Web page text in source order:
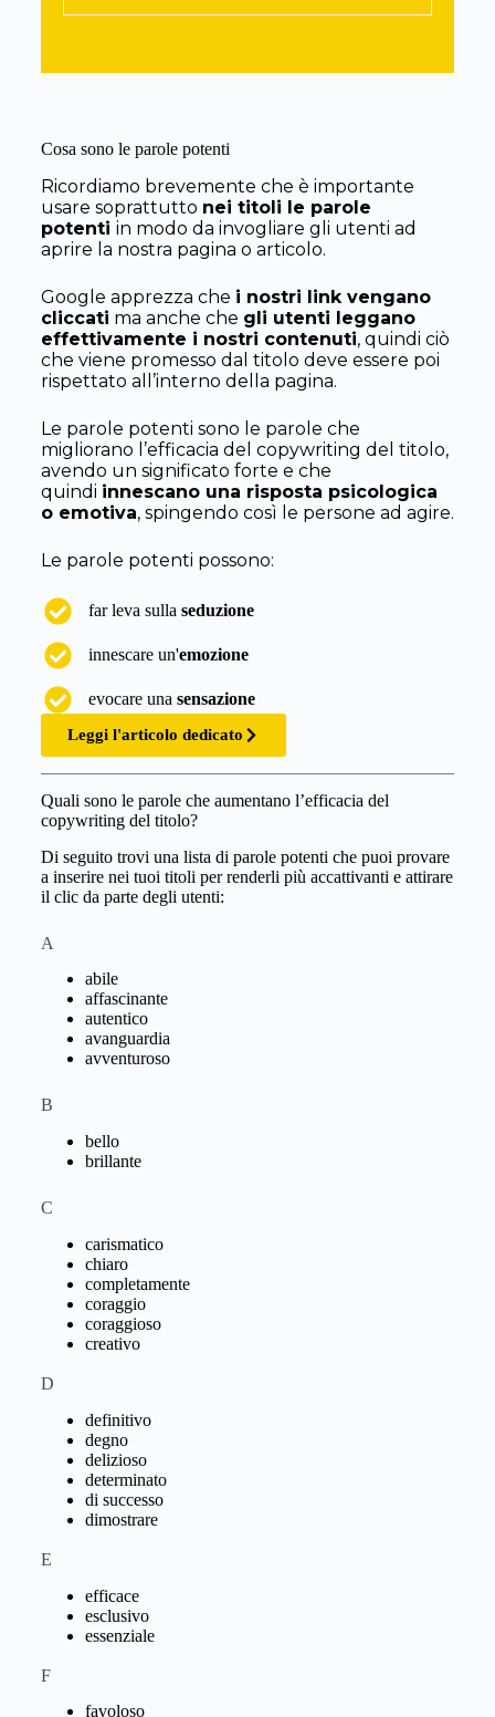
Cosa sono le parole potenti
Ricordiamo brevemente che è importante
usare soprattutto nei titoli le parole
potenti in modo da invogliare gli utenti ad
aprire la nostra pagina o articolo.
Google apprezza che i nostri link vengano
cliccati ma anche che gli utenti leggano
effettivamente i nostri contenuti, quindi ciò
che viene promesso dal titolo deve essere poi
rispettato all’interno della pagina.
Le parole potenti sono le parole che
migliorano l’efficacia del copywriting del titolo,
avendo un significato forte e che
quindi innescano una risposta psicologica
o emotiva, spingendo così le persone ad agire.
Le parole potenti possono:
far leva sullaseduzione
innescare un'emozione
evocare unasensazione
Leggi l'articolo dedicato
Quali sono le parole che aumentano l’efficacia del
copywriting del titolo?
Di seguito trovi una lista di parole potenti che puoi provare
a inserire nei tuoi titoli per renderli più accattivanti e attirare
il clic da parte degli utenti:
A
abile
affascinante
autentico
avanguardia
avventuroso
B
bello
brillante
C
carismatico
chiaro
completamente
coraggio
coraggioso
creativo
D
definitivo
degno
delizioso
determinato
di successo
dimostrare
E
efficace
esclusivo
essenziale
F
favoloso